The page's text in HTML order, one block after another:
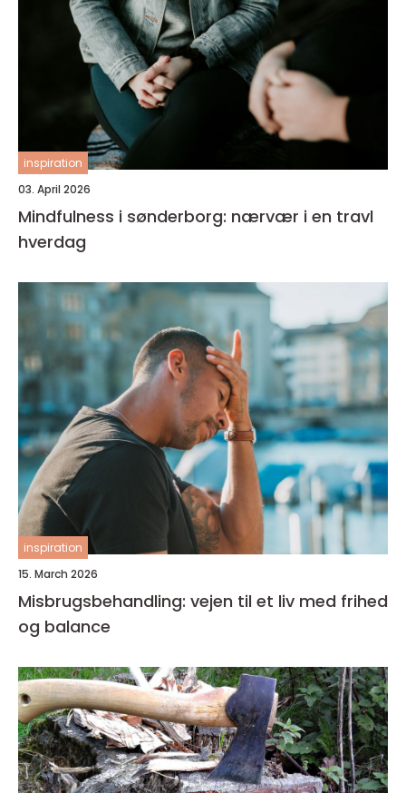
inspiration
03. April 2026
Mindfulness i sønderborg: nærvær i en travl
hverdag
inspiration
15. March 2026
Misbrugsbehandling: vejen til et liv med frihed
og balance